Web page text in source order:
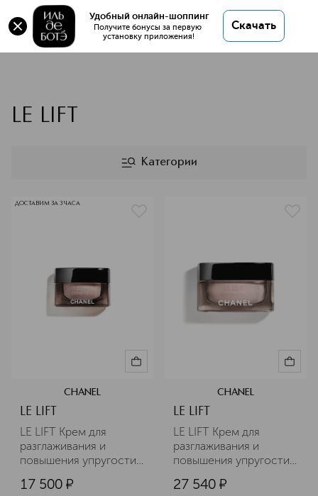
Удобный онлайн-шоппинг
Получите бонусы за первую
установку приложения!
Скачать
LE LIFT
Категории
ДОСТАВИМ ЗА 3 ЧАСА
CHANEL
LE LIFT
LE LIFT Крем для
разглаживания и
повышения упругости
17 500 ¤
CHANEL
LE LIFT
LE LIFT Крем для
разглаживания и
повышения упругости
27 540 ¤